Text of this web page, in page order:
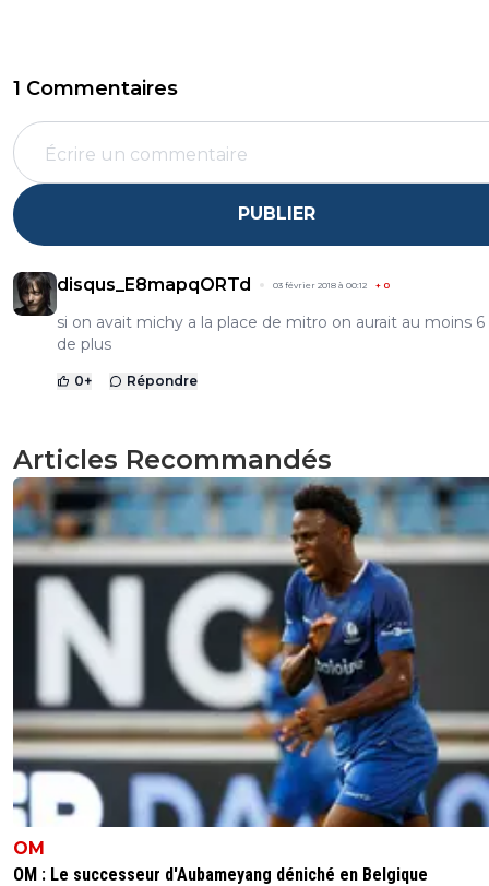
1 Commentaires
PUBLIER
disqus_E8mapqORTd 03 février 2018 à 00:12 + 0
si on avait michy a la place de mitro on aurait au moins
de plus
0+ Répondre
Articles Recommandés
OM
OM : Le successeur d'Aubameyang déniché en Belgique